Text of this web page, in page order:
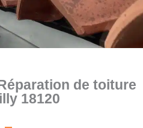
de toiture
18120